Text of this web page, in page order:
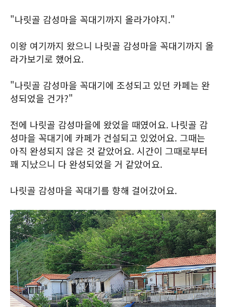
"나릿골 감성마을 꼭대기까지 올라가야지."
이왕 여기까지 왔으니 나릿골 감성마을 꼭대기까지 올
라가보기로 했어요.
"나릿골 감성마을 꼭대기에 조성되고 있던 카페는 완
성되었을 건가?"
전에 나릿골 감성마을에 왔었을 때였어요. 나릿골 감
성마을 꼭대기에 카페가 건설되고 있었어요. 그때는
아직 완성되지 않은 것 같았어요. 시간이 그때로부터
꽤 지났으니 다 완성되었을 거 같았어요.
나릿골 감성마을 꼭대기를 향해 걸어갔어요.